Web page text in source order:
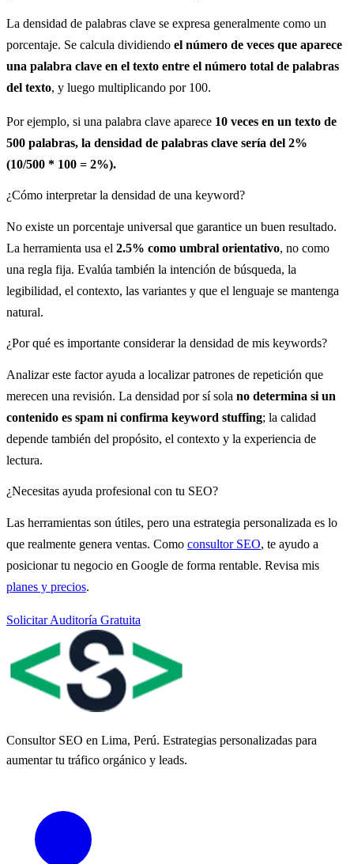
La densidad de palabras clave se expresa generalmente como un
porcentaje. Se calcula dividiendo el número de veces que aparece
una palabra clave en el texto entre el número total de palabras
del texto, y luego multiplicando por 100.
Por ejemplo, si una palabra clave aparece 10 veces en un texto de
500 palabras, la densidad de palabras clave sería del 2%
(10/500 * 100 = 2%).
¿Cómo interpretar la densidad de una keyword?
No existe un porcentaje universal que garantice un buen resultado.
La herramienta usa el 2.5% como umbral orientativo, no como
una regla fija. Evalúa también la intención de búsqueda, la
legibilidad, el contexto, las variantes y que el lenguaje se mantenga
natural.
¿Por qué es importante considerar la densidad de mis keywords?
Analizar este factor ayuda a localizar patrones de repetición que
merecen una revisión. La densidad por sí sola no determina si un
contenido es spam ni confirma keyword stuffing; la calidad
depende también del propósito, el contexto y la experiencia de
lectura.
¿Necesitas ayuda profesional con tu SEO?
Las herramientas son útiles, pero una estrategia personalizada es lo
que realmente genera ventas. Como consultor SEO, te ayudo a
posicionar tu negocio en Google de forma rentable. Revisa mis
planes y precios.
Solicitar Auditoría Gratuita
Consultor SEO en Lima, Perú. Estrategias personalizadas para
aumentar tu tráfico orgánico y leads.